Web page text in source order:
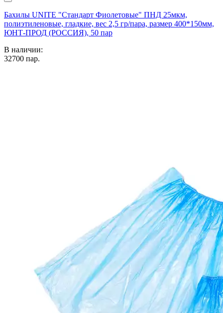
Бахилы UNITE "Стандарт Фиолетовые" ПНД 25мкм,
полиэтиленовые, гладкие, вес 2,5 гр/пара, размер 400*150мм,
ЮНТ-ПРОД (РОССИЯ), 50 пар
В наличии:
32700 пар.